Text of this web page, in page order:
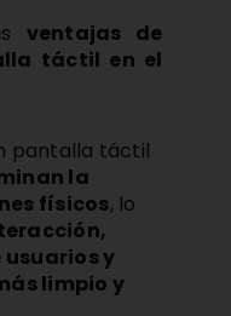
ventajas de
táctil en el
pantalla táctil
la
físicos, lo
y
limpio y